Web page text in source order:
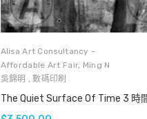
Alisa Art Consultancy -
Affordable Art Fair, Ming N
吳錦明 ,數碼印刷